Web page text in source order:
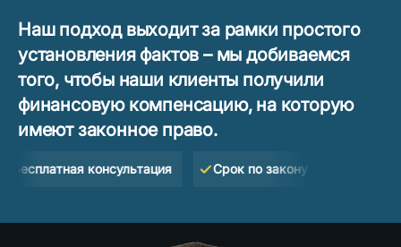
Наш подход выходит за рамки простого
установления фактов – мы добиваемся
того, чтобы наши клиенты получили
финансовую компенсацию, на которую
имеют законное право.
консультация Срок по закону Флориды — 2 года